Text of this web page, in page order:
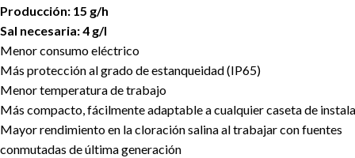
Producción: 15 g/h
Sal necesaria: 4 g/l
Menor consumo eléctrico
Más protección al grado de estanqueidad (IP65)
Menor temperatura de trabajo
Más compacto, fácilmente adaptable a cualquier caseta de
Mayor rendimiento en la cloración salina al trabajar con fuentes
conmutadas de última generación